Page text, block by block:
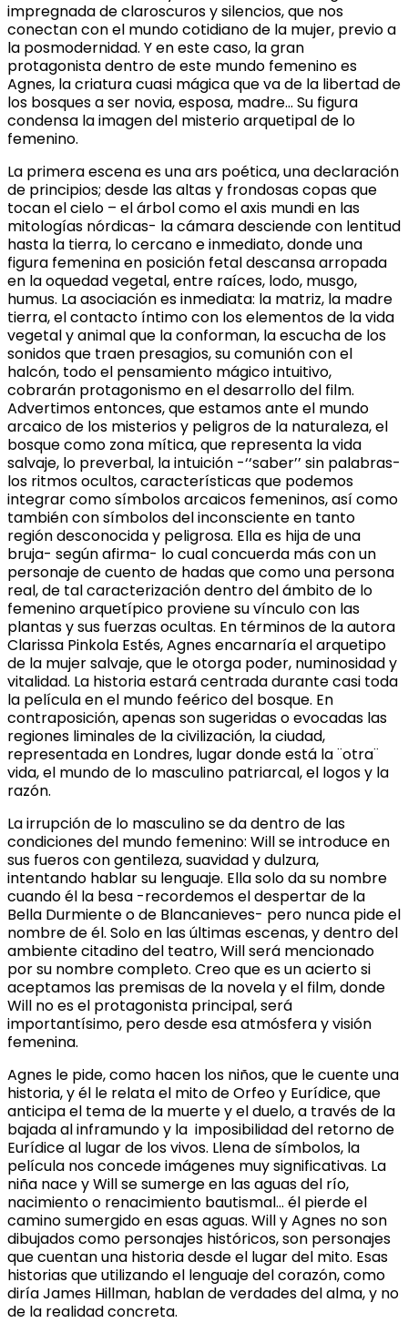
impregnada de claroscuros y silencios, que nos
conectan con el mundo cotidiano de la mujer, previo a
la posmodernidad. Y en este caso, la gran
protagonista dentro de este mundo femenino es
Agnes, la criatura cuasi mágica que va de la libertad de
los bosques a ser novia, esposa, madre… Su figura
condensa la imagen del misterio arquetipal de lo
femenino.
La primera escena es una ars poética, una declaración
de principios; desde las altas y frondosas copas que
tocan el cielo – el árbol como el axis mundi en las
mitologías nórdicas- la cámara desciende con lentitud
hasta la tierra, lo cercano e inmediato, donde una
figura femenina en posición fetal descansa arropada
en la oquedad vegetal, entre raíces, lodo, musgo,
humus. La asociación es inmediata: la matriz, la madre
tierra, el contacto íntimo con los elementos de la vida
vegetal y animal que la conforman, la escucha de los
sonidos que traen presagios, su comunión con el
halcón, todo el pensamiento mágico intuitivo,
cobrarán protagonismo en el desarrollo del film.
Advertimos entonces, que estamos ante el mundo
arcaico de los misterios y peligros de la naturaleza, el
bosque como zona mítica, que representa la vida
salvaje, lo preverbal, la intuición -‘‘saber’’ sin palabras-
los ritmos ocultos, características que podemos
integrar como símbolos arcaicos femeninos, así como
también con símbolos del inconsciente en tanto
región desconocida y peligrosa. Ella es hija de una
bruja- según afirma- lo cual concuerda más con un
personaje de cuento de hadas que como una persona
real, de tal caracterización dentro del ámbito de lo
femenino arquetípico proviene su vínculo con las
plantas y sus fuerzas ocultas. En términos de la autora
Clarissa Pinkola Estés, Agnes encarnaría el arquetipo
de la mujer salvaje, que le otorga poder, numinosidad y
vitalidad. La historia estará centrada durante casi toda
la película en el mundo feérico del bosque. En
contraposición, apenas son sugeridas o evocadas las
regiones liminales de la civilización, la ciudad,
representada en Londres, lugar donde está la ¨otra¨
vida, el mundo de lo masculino patriarcal, el logos y la
razón.
La irrupción de lo masculino se da dentro de las
condiciones del mundo femenino: Will se introduce en
sus fueros con gentileza, suavidad y dulzura,
intentando hablar su lenguaje. Ella solo da su nombre
cuando él la besa -recordemos el despertar de la
Bella Durmiente o de Blancanieves- pero nunca pide el
nombre de él. Solo en las últimas escenas, y dentro del
ambiente citadino del teatro, Will será mencionado
por su nombre completo. Creo que es un acierto si
aceptamos las premisas de la novela y el film, donde
Will no es el protagonista principal, será
importantísimo, pero desde esa atmósfera y visión
femenina.
Agnes le pide, como hacen los niños, que le cuente una
historia, y él le relata el mito de Orfeo y Eurídice, que
anticipa el tema de la muerte y el duelo, a través de la
bajada al inframundo y la imposibilidad del retorno de
Eurídice al lugar de los vivos. Llena de símbolos, la
película nos concede imágenes muy significativas. La
niña nace y Will se sumerge en las aguas del río,
nacimiento o renacimiento bautismal… él pierde el
camino sumergido en esas aguas. Will y Agnes no son
dibujados como personajes históricos, son personajes
que cuentan una historia desde el lugar del mito. Esas
historias que utilizando el lenguaje del corazón, como
diría James Hillman, hablan de verdades del alma, y no
de la realidad concreta.